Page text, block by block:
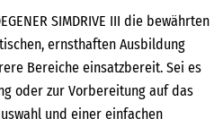
SIMDRIVE III die bewährten
ernsthaften Ausbildung
Bereiche einsatzbereit. Sei es
oder zur Vorbereitung auf das
und einer einfachen